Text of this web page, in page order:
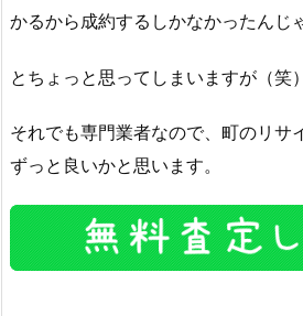
かるから成約するしかなかったんじ
とちょっと思ってしまいますが（笑）
それでも専門業者なので、町のリサ
ずっと良いかと思います。